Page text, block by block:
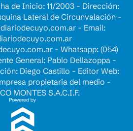
de Inicio: 11/2003 - Dirección:
Lateral de Circunvalación -
- Email:
- Whatsapp: (054)
General: Pablo Dellazoppa -
Diego Castillo - Editor Web:
propietaria del medio -
MONTES S.A.C.I.F.